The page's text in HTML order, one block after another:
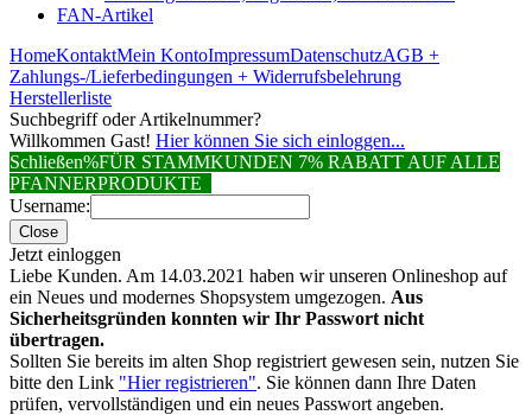
FAN-Artikel
HomeKontaktMein KontoImpressumDatenschutzAGB +
Zahlungs-/Lieferbedingungen + Widerrufsbelehrung
Herstellerliste
Suchbegriff oder Artikelnummer?
Willkommen Gast! Hier können Sie sich einloggen...
Schließen%FÜR STAMMKUNDEN 7% RABATT AUF ALLE
PFANNERPRODUKTE
Username:
Close
Jetzt einloggen
Liebe Kunden. Am 14.03.2021 haben wir unseren Onlineshop auf
ein Neues und modernes Shopsystem umgezogen. Aus
Sicherheitsgründen konnten wir Ihr Passwort nicht
übertragen.
Sollten Sie bereits im alten Shop registriert gewesen sein, nutzen Sie
bitte den Link "Hier registrieren". Sie können dann Ihre Daten
prüfen, vervollständigen und ein neues Passwort angeben.